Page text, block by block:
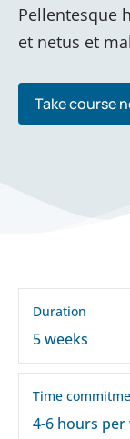
Pellentesque
et netus et
Take course
Duration
5 weeks
Time
4-6 hours per